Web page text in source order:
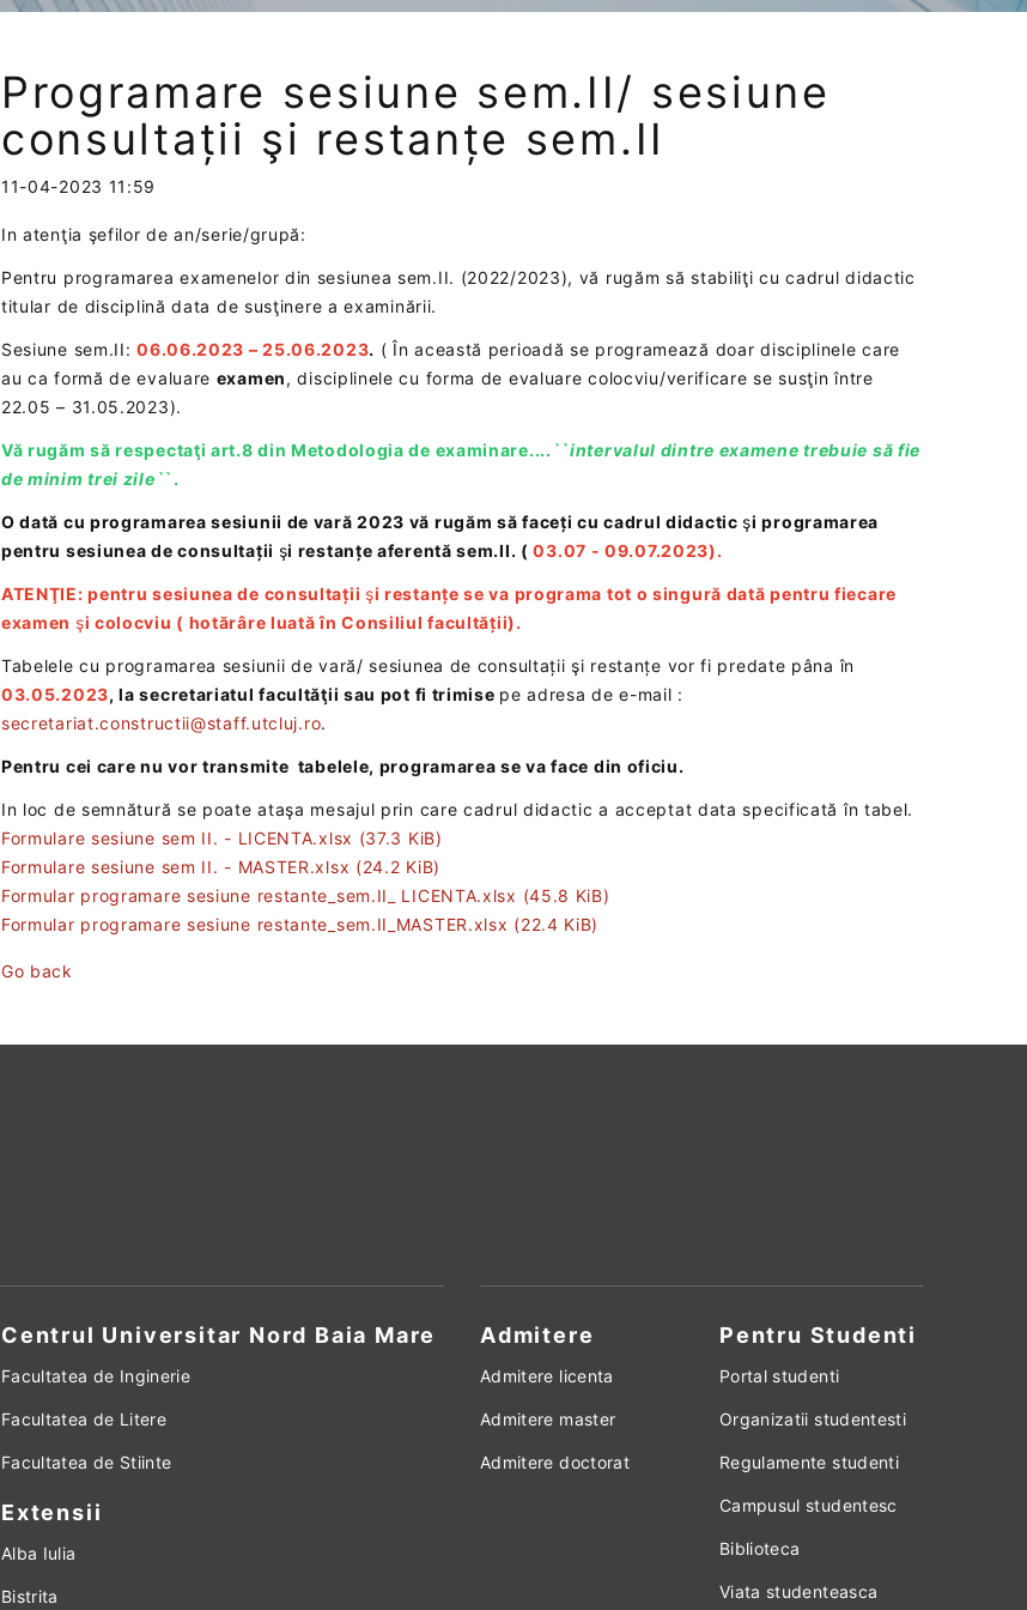
Programare sesiune sem.II/ sesiune
consultații şi restanțe sem.II
11-04-2023 11:59
In atenţia şefilor de an/serie/grupă:
Pentru programarea examenelor din sesiunea sem.II. (2022/2023), vă rugăm să stabiliţi cu cadrul didactic
titular de disciplină data de susţinere a examinării.
Sesiune sem.II:06.06.2023 – 25.06.2023. ( În această perioadă se programează doar disciplinele care
au ca formă de evaluare examen, disciplinele cu forma de evaluare colocviu/verificare se susţin între
22.05 – 31.05.2023).
Vă rugăm să respectaţi art.8 din Metodologia de examinare.... ``intervalul dintre examene trebuie să fie
de minim trei zile``.
O dată cu programarea sesiunii de vară 2023 vă rugăm să faceți cu cadrul didactic şi programarea
pentru sesiunea de consultații şi restanțe aferentă sem.II. ( 03.07 - 09.07.2023).
ATENŢIE: pentru sesiunea de consultații şi restanțe se va programa tot o singură dată pentru fiecare
examen şi colocviu ( hotărâre luată în Consiliul facultății).
Tabelele cu programarea sesiunii de vară/ sesiunea de consultații şi restanțe vor fi predate pâna în
03.05.2023, la secretariatul facultăţii sau pot fi trimise pe adresa de e-mail :
secretariat.constructii@staff.utcluj.ro.
Pentru cei care nu vor transmite tabelele, programarea se va face din oficiu.
In loc de semnătură se poate ataşa mesajul prin care cadrul didactic a acceptat data specificată în tabel.
Formulare sesiune sem II. - LICENTA.xlsx (37.3 KiB)
Formulare sesiune sem II. - MASTER.xlsx (24.2 KiB)
Formular programare sesiune restante_sem.II_ LICENTA.xlsx (45.8 KiB)
Formular programare sesiune restante_sem.II_MASTER.xlsx (22.4 KiB)
Go back
Centrul Universitar Nord Baia Mare
Facultatea de Inginerie
Facultatea de Litere
Facultatea de Stiinte
Extensii
Alba Iulia
Bistrita
Admitere
Admitere licenta
Admitere master
Admitere doctorat
Pentru Studenti
Portal studenti
Organizatii studentesti
Regulamente studenti
Campusul studentesc
Biblioteca
Viata studenteasca